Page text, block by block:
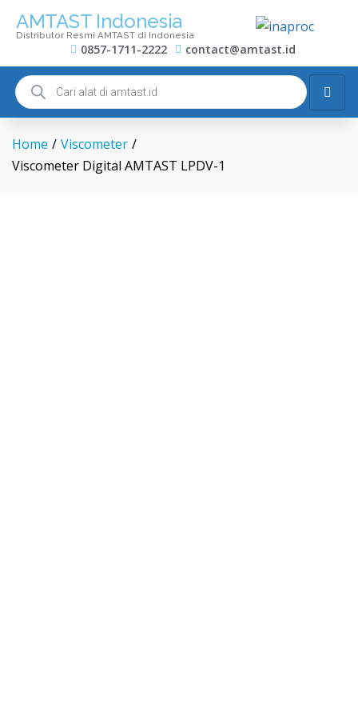
AMTAST Indonesia
Distributor Resmi AMTAST di Indonesia
0857-1711-2222 contact@amtast.id
Home / Viscometer /
Viscometer Digital AMTAST LPDV-1